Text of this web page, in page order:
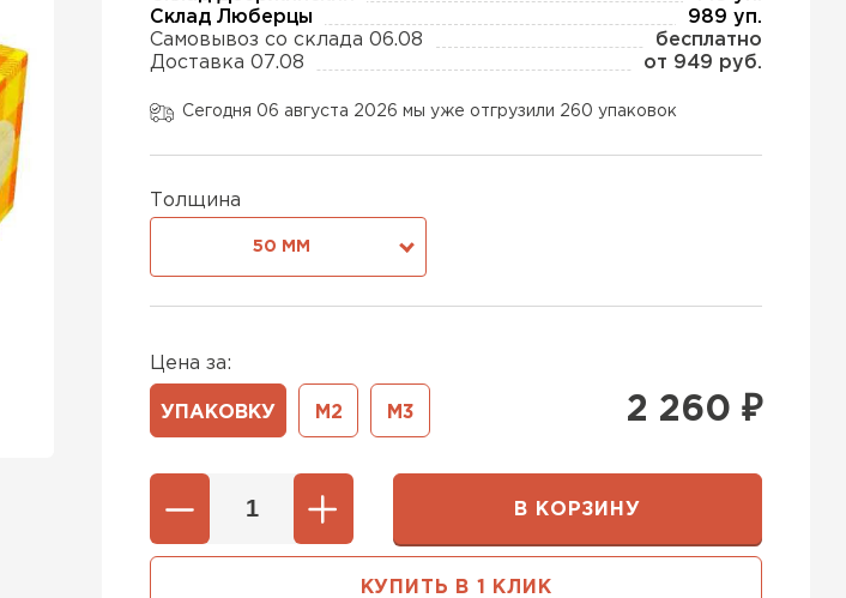
Склад Люберцы
989 уп.
Самовывоз со склада 06.08
бесплатно
Доставка 07.08
от 949 руб.
Сегодня 06 августа 2026 мы уже отгрузили 260 упаковок
Толщина
50 ММ
Цена за:
УПАКОВКУ М2 М3 2 260 ₽
В КОРЗИНУ
КУПИТЬ В 1 КЛИК
Утеплитель Тимплэкс